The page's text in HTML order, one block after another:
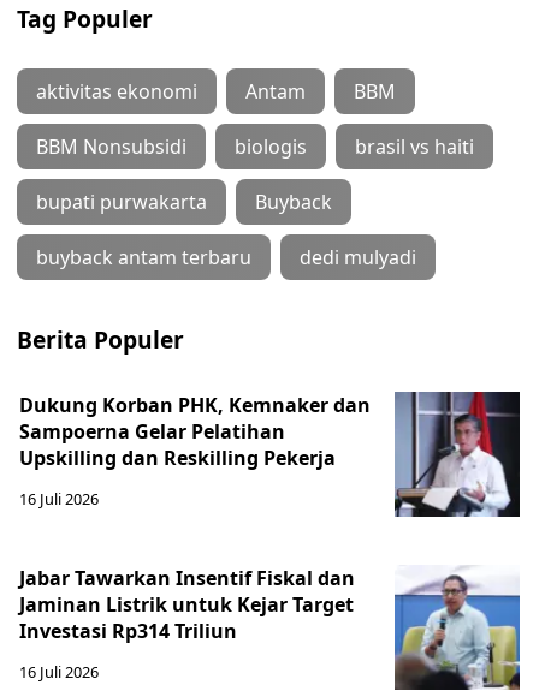
Tag Populer
aktivitas ekonomi Antam BBM
BBM Nonsubsidi biologis brasil vs haiti
bupati purwakarta Buyback
buyback antam terbaru dedi mulyadi
Berita Populer
Dukung Korban PHK, Kemnaker dan
Sampoerna Gelar Pelatihan
Upskilling dan Reskilling Pekerja
16 Juli 2026
Jabar Tawarkan Insentif Fiskal dan
Jaminan Listrik untuk Kejar Target
Investasi Rp314 Triliun
16 Juli 2026